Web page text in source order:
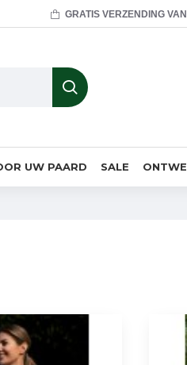
GRATIS VERZENDING
UW PAARD SALE